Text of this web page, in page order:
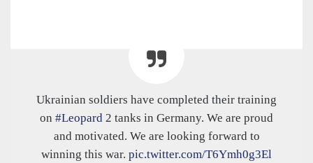
Ukrainian soldiers have completed their training
on #Leopard 2 tanks in Germany. We are proud
and motivated. We are looking forward to
winning this war. pic.twitter.com/T6Ymh0g3El